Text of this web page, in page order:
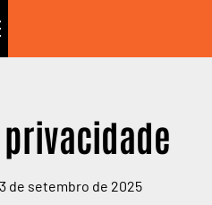
de setembro de 2025